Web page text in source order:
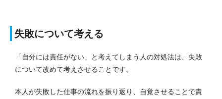
失敗について考える
「自分には責任がない」と考えてしまう人の対処法は、失敗
について改めて考えさせることです。
本人が失敗した仕事の流れを振り返り、自覚させることで責